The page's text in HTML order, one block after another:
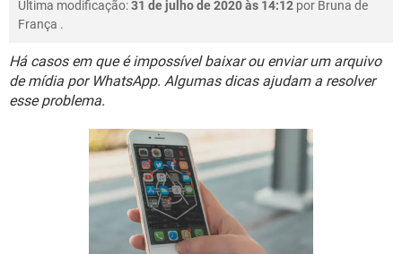
INSTAGRAM GMAIL
OUTLOOK
INSTAGRAM GMAIL
GUIA DE COMPRAS
JOGOS WHATSAPP
OUTLOOK EXCEL
INSTAGRAM
GUIA DE COMPRAS
GLOSSÁRIO
JOGOS WHATSAPP
CELULAR FACEBOOK
GUIA DE COMPRAS
Última modificação:31 de julho de 2020 às 14:12 por Bruna de
França .
Há casos em que é impossível baixar ou enviar um arquivo
de mídia por WhatsApp. Algumas dicas ajudam a resolver
esse problema.